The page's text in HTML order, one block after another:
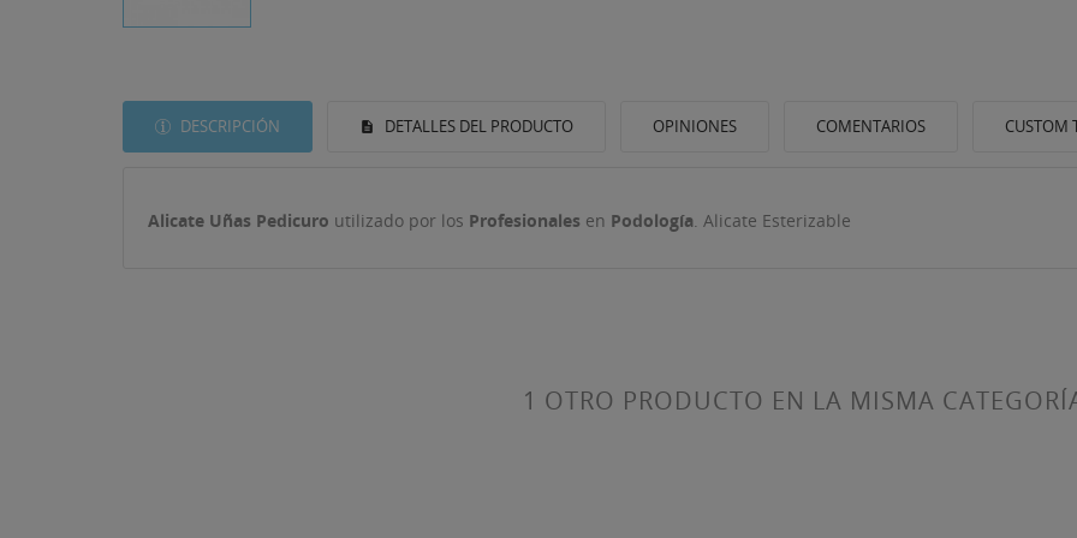
DESCRIPCIÓN DETALLES DEL PRODUCTO OPINIONES COMENTARIOS CUSTOM
Alicate Uñas Pedicuro utilizado por los Profesionales en Podología . Alicate Esterizable
1 OTRO PRODUCTO EN LA MISMA
INICIAR SESIÓN